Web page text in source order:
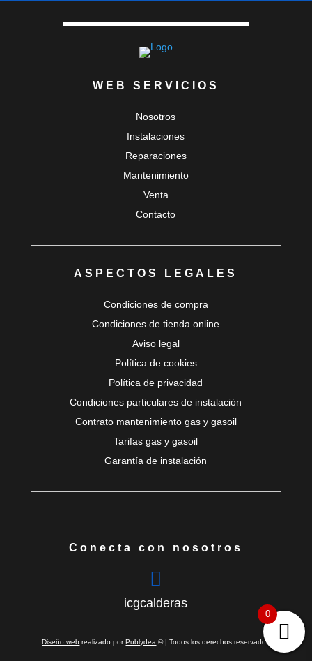
WEB SERVICIOS
Nosotros
Instalaciones
Reparaciones
Mantenimiento
Venta
Contacto
ASPECTOS LEGALES
Condiciones de compra
Condiciones de tienda online
Aviso legal
Política de cookies
Política de privacidad
Condiciones particulares de instalación
Contrato mantenimiento gas y gasoil
Tarifas gas y gasoil
Garantía de instalación
Conecta con nosotros

icgcalderas
Diseño web realizado porPublydea © | Todos los derechos reservados
0